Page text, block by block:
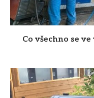
Co všechno se